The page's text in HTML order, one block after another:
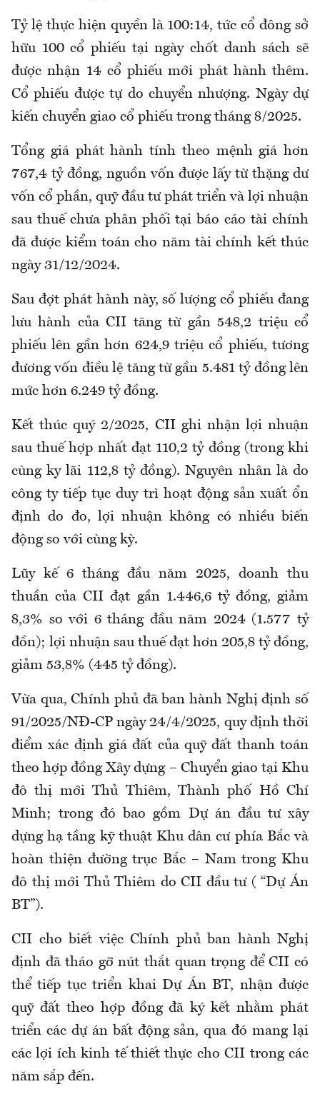
Tỷ lệ thực hiện quyền là 100:14, tức cổ đông sở
hữu 100 cổ phiếu tại ngày chốt danh sách sẽ
được nhận 14 cổ phiếu mới phát hành thêm.
Cổ phiếu được tự do chuyển nhượng. Ngày dự
kiến chuyển giao cổ phiếu trong tháng 8/2025.
Tổng giá phát hành tính theo mệnh giá hơn
767,4 tỷ đồng, nguồn vốn được lấy từ thặng dư
vốn cổ phần, quỹ đầu tư phát triển và lợi nhuận
sau thuế chưa phân phối tại báo cáo tài chính
đã được kiểm toán cho năm tài chính kết thúc
ngày 31/12/2024.
Sau đợt phát hành này, số lượng cổ phiếu đang
lưu hành của CII tăng từ gần 548,2 triệu cổ
phiếu lên gần hơn 624,9 triệu cổ phiếu, tương
đương vốn điều lệ tăng từ gần 5.481 tỷ đồng lên
mức hơn 6.249 tỷ đồng.
Kết thúc quý 2/2025, CII ghi nhận lợi nhuận
sau thuế hợp nhất đạt 110,2 tỷ đồng (trong khi
cùng ky lãi 112,8 tỷ đồng). Nguyên nhân là do
công ty tiếp tục duy trì hoạt động sản xuất ổn
định do đo, lợi nhuận không có nhiều biến
động so với cùng kỳ.
Lũy kế 6 tháng đầu năm 2025, doanh thu
thuần của CII đạt gần 1.446,6 tỷ đồng, giảm
8,3% so với 6 tháng đầu năm 2024 (1.577 tỷ
đồn); lợi nhuận sau thuế đạt hơn 205,8 tỷ đồng,
giảm 53,8% (445 tỷ đồng).
Vừa qua, Chính phủ đã ban hành Nghị định số
91/2025/NĐ-CP ngày 24/4/2025, quy định thời
điểm xác định giá đất của quỹ đất thanh toán
theo hợp đồng Xây dựng – Chuyển giao tại Khu
đô thị mới Thủ Thiêm, Thành phố Hồ Chí
Minh; trong đó bao gồm Dự án đầu tư xây
dựng hạ tầng kỹ thuật Khu dân cư phía Bắc và
hoàn thiện đường trục Bắc – Nam trong Khu
đô thị mới Thủ Thiêm do CII đầu tư ( “Dự Án
BT”).
CII cho biết việc Chính phủ ban hành Nghị
định đã tháo gỡ nút thắt quan trọng để CII có
thể tiếp tục triển khai Dự Án BT, nhận được
quỹ đất theo hợp đồng đã ký kết nhằm phát
triển các dự án bất động sản, qua đó mang lại
các lợi ích kinh tế thiết thực cho CII trong các
năm sắp đến.